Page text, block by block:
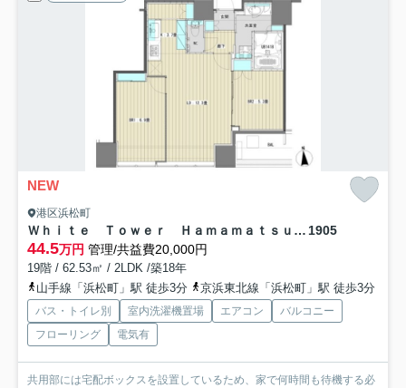
NEW
港区浜松町
Ｗｈｉｔｅ Ｔｏｗｅｒ Ｈａｍａｍａｔｓｕｃｈｏ 1905
44.5万円 管理/共益費20,000円
19階 / 62.53㎡ / 2LDK /築18年
山手線「浜松町」駅 徒歩3分
京浜東北線「浜松町」駅 徒歩3分
バス・トイレ別 室内洗濯機置場 エアコン
バルコニー
フローリング
電気有
共用部には宅配ボックスを設置しているため、家で何時間も待機する必